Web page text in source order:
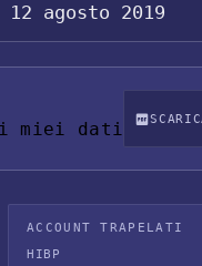
12 agosto 2019
miei dati
ACCOUNT TRAPELATI
HIBP